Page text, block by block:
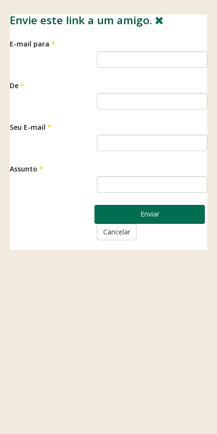
Envie este link a um amigo.
E-mail para *
De *
Seu E-mail *
Assunto *
Enviar
Cancelar